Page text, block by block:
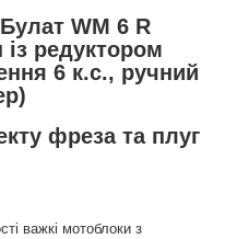
WM 6 R
редуктором
6 к.с., ручний
фреза та плуг
важкі мотоблоки з